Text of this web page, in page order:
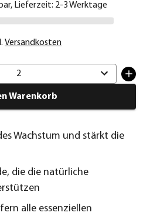
Lieferzeit: 2-3 Werktage
Versandkosten
2
Warenkorb
Wachstum und stärkt die
die die natürliche
alle essenziellen